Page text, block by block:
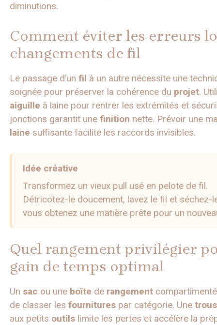
diminutions.
Comment éviter les erreurs
changements de fil
Le passage d’un fil à un autre nécessite une
soignée pour préserver la cohérence du projet.
aiguille à laine pour rentrer les extrémités et
jonctions garantit une finition nette. Prévoir une
laine suffisante facilite les raccords invisibles.
Idée créative
Transformez un vieux pull usé en pelote de fil.
Détricotez-le doucement, lavez le fil et séchez-
vous obtenez une matière prête pour un
Quel rangement privilégier
gain de temps optimal
Un sac ou une boîte de rangement
de classer les fournitures par catégorie. Une
aux petits outils limite les pertes et accélère la